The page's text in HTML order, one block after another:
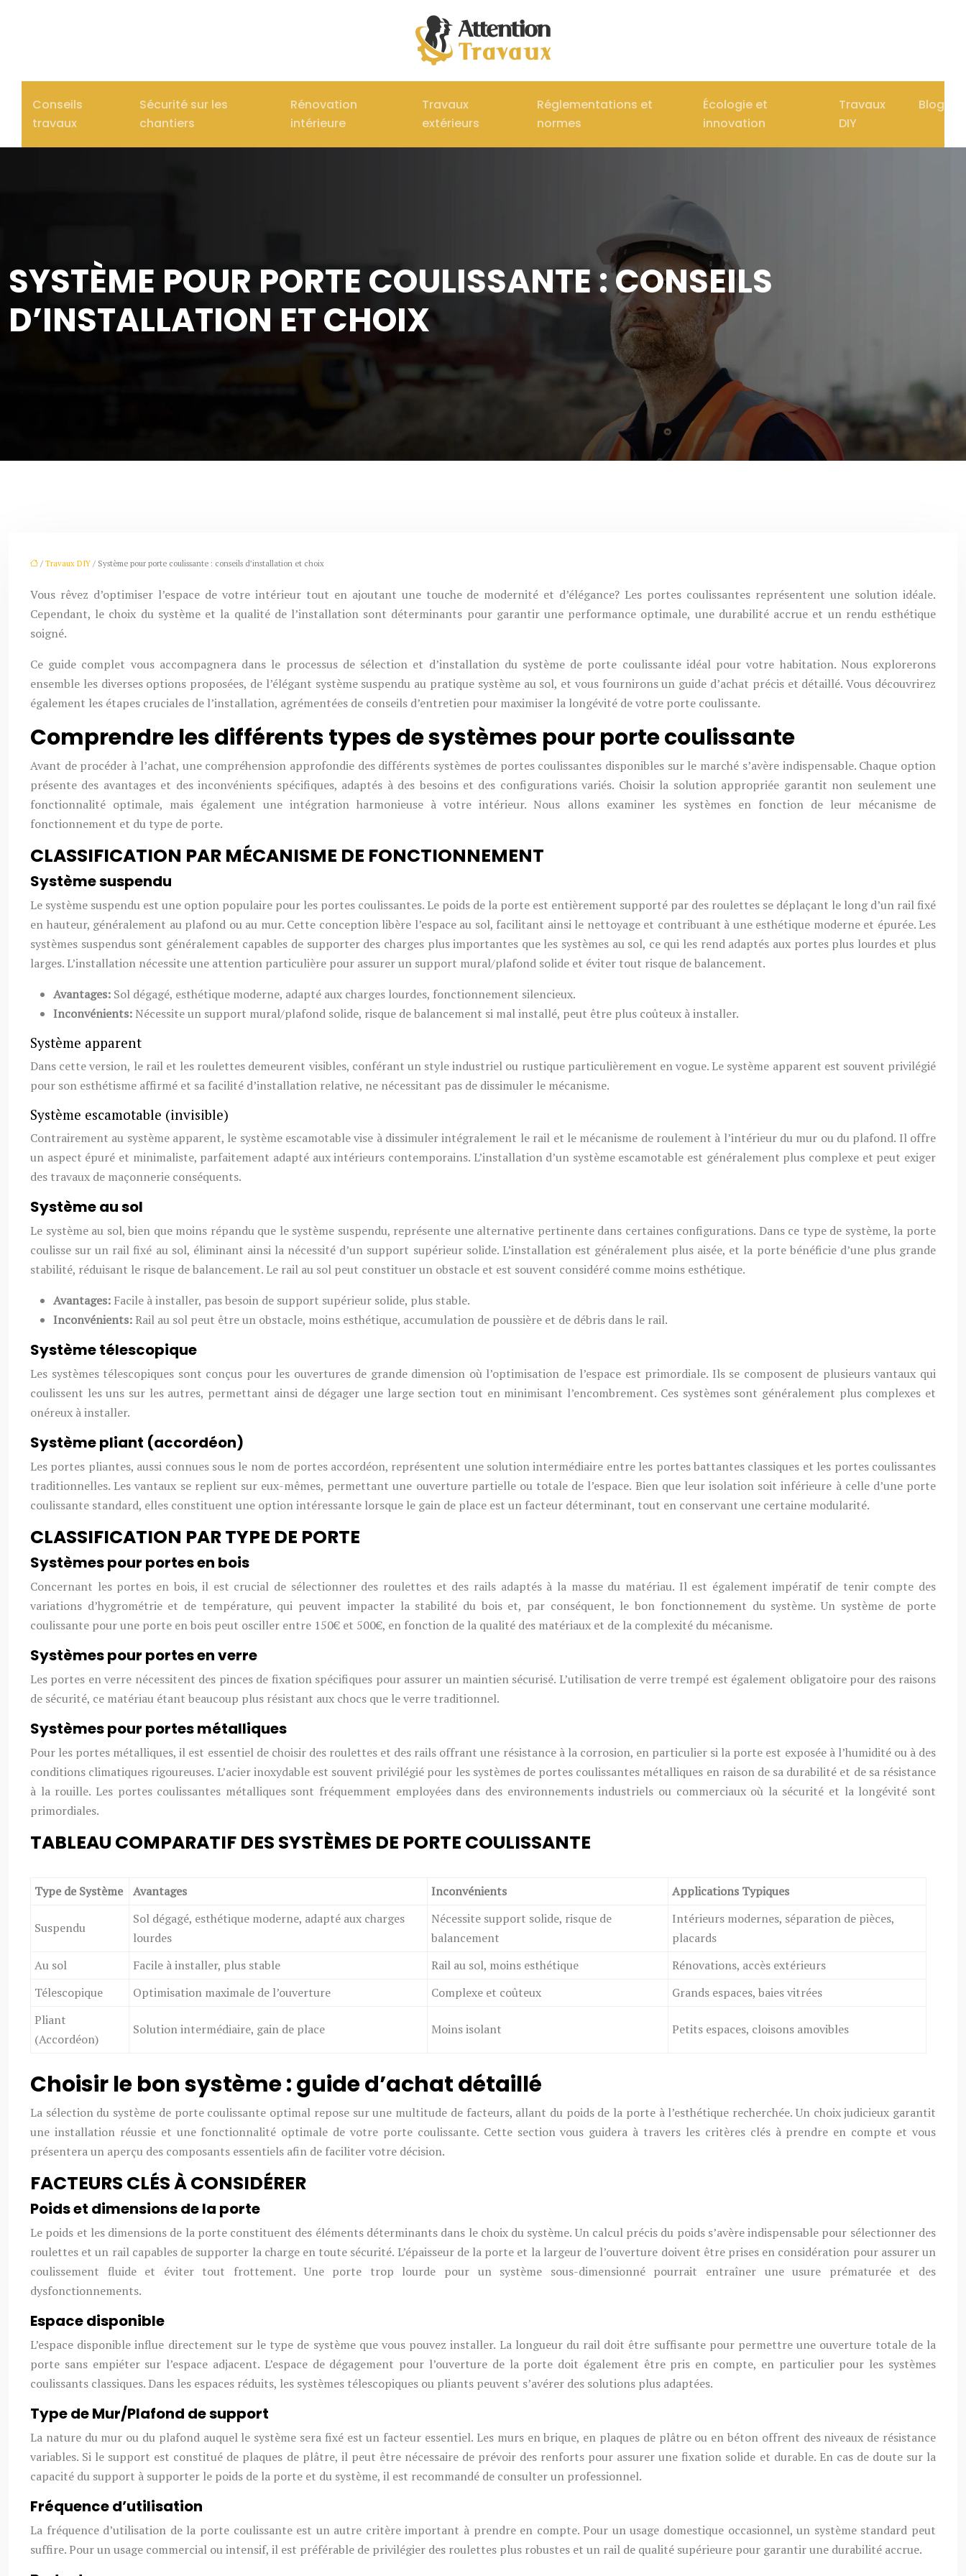
Conseils
travaux
Sécurité sur les
chantiers
Rénovation
intérieure
Travaux
extérieurs
Réglementations et
normes
Écologie et
innovation
Travaux
DIY
Blog
SYSTÈME POUR PORTE COULISSANTE : CONSEILS
D’INSTALLATION ET CHOIX
/ Travaux DIY / Système pour porte coulissante : conseils d’installation et choix
Vous rêvez d’optimiser l’espace de votre intérieur tout en ajoutant une touche de modernité et d’élégance? Les portes coulissantes représentent une solution idéale.
Cependant, le choix du système et la qualité de l’installation sont déterminants pour garantir une performance optimale, une durabilité accrue et un rendu esthétique
soigné.
Ce guide complet vous accompagnera dans le processus de sélection et d’installation du système de porte coulissante idéal pour votre habitation. Nous explorerons
ensemble les diverses options proposées, de l’élégant système suspendu au pratique système au sol, et vous fournirons un guide d’achat précis et détaillé. Vous découvrirez
également les étapes cruciales de l’installation, agrémentées de conseils d’entretien pour maximiser la longévité de votre porte coulissante.
Comprendre les différents types de systèmes pour porte coulissante
Avant de procéder à l’achat, une compréhension approfondie des différents systèmes de portes coulissantes disponibles sur le marché s’avère indispensable. Chaque option
présente des avantages et des inconvénients spécifiques, adaptés à des besoins et des configurations variés. Choisir la solution appropriée garantit non seulement une
fonctionnalité optimale, mais également une intégration harmonieuse à votre intérieur. Nous allons examiner les systèmes en fonction de leur mécanisme de
fonctionnement et du type de porte.
CLASSIFICATION PAR MÉCANISME DE FONCTIONNEMENT
Système suspendu
Le système suspendu est une option populaire pour les portes coulissantes. Le poids de la porte est entièrement supporté par des roulettes se déplaçant le long d’un rail fixé
en hauteur, généralement au plafond ou au mur. Cette conception libère l’espace au sol, facilitant ainsi le nettoyage et contribuant à une esthétique moderne et épurée. Les
systèmes suspendus sont généralement capables de supporter des charges plus importantes que les systèmes au sol, ce qui les rend adaptés aux portes plus lourdes et plus
larges. L’installation nécessite une attention particulière pour assurer un support mural/plafond solide et éviter tout risque de balancement.
Avantages: Sol dégagé, esthétique moderne, adapté aux charges lourdes, fonctionnement silencieux.
Inconvénients: Nécessite un support mural/plafond solide, risque de balancement si mal installé, peut être plus coûteux à installer.
Système apparent
Dans cette version, le rail et les roulettes demeurent visibles, conférant un style industriel ou rustique particulièrement en vogue. Le système apparent est souvent privilégié
pour son esthétisme affirmé et sa facilité d’installation relative, ne nécessitant pas de dissimuler le mécanisme.
Système escamotable (invisible)
Contrairement au système apparent, le système escamotable vise à dissimuler intégralement le rail et le mécanisme de roulement à l’intérieur du mur ou du plafond. Il offre
un aspect épuré et minimaliste, parfaitement adapté aux intérieurs contemporains. L’installation d’un système escamotable est généralement plus complexe et peut exiger
des travaux de maçonnerie conséquents.
Système au sol
Le système au sol, bien que moins répandu que le système suspendu, représente une alternative pertinente dans certaines configurations. Dans ce type de système, la porte
coulisse sur un rail fixé au sol, éliminant ainsi la nécessité d’un support supérieur solide. L’installation est généralement plus aisée, et la porte bénéficie d’une plus grande
stabilité, réduisant le risque de balancement. Le rail au sol peut constituer un obstacle et est souvent considéré comme moins esthétique.
Avantages: Facile à installer, pas besoin de support supérieur solide, plus stable.
Inconvénients: Rail au sol peut être un obstacle, moins esthétique, accumulation de poussière et de débris dans le rail.
Système télescopique
Les systèmes télescopiques sont conçus pour les ouvertures de grande dimension où l’optimisation de l’espace est primordiale. Ils se composent de plusieurs vantaux qui
coulissent les uns sur les autres, permettant ainsi de dégager une large section tout en minimisant l’encombrement. Ces systèmes sont généralement plus complexes et
onéreux à installer.
Système pliant (accordéon)
Les portes pliantes, aussi connues sous le nom de portes accordéon, représentent une solution intermédiaire entre les portes battantes classiques et les portes coulissantes
traditionnelles. Les vantaux se replient sur eux-mêmes, permettant une ouverture partielle ou totale de l’espace. Bien que leur isolation soit inférieure à celle d’une porte
coulissante standard, elles constituent une option intéressante lorsque le gain de place est un facteur déterminant, tout en conservant une certaine modularité.
CLASSIFICATION PAR TYPE DE PORTE
Systèmes pour portes en bois
Concernant les portes en bois, il est crucial de sélectionner des roulettes et des rails adaptés à la masse du matériau. Il est également impératif de tenir compte des
variations d’hygrométrie et de température, qui peuvent impacter la stabilité du bois et, par conséquent, le bon fonctionnement du système. Un système de porte
coulissante pour une porte en bois peut osciller entre 150€ et 500€, en fonction de la qualité des matériaux et de la complexité du mécanisme.
Systèmes pour portes en verre
Les portes en verre nécessitent des pinces de fixation spécifiques pour assurer un maintien sécurisé. L’utilisation de verre trempé est également obligatoire pour des raisons
de sécurité, ce matériau étant beaucoup plus résistant aux chocs que le verre traditionnel.
Systèmes pour portes métalliques
Pour les portes métalliques, il est essentiel de choisir des roulettes et des rails offrant une résistance à la corrosion, en particulier si la porte est exposée à l’humidité ou à des
conditions climatiques rigoureuses. L’acier inoxydable est souvent privilégié pour les systèmes de portes coulissantes métalliques en raison de sa durabilité et de sa résistance
à la rouille. Les portes coulissantes métalliques sont fréquemment employées dans des environnements industriels ou commerciaux où la sécurité et la longévité sont
primordiales.
TABLEAU COMPARATIF DES SYSTÈMES DE PORTE COULISSANTE
Type de Système Avantages Inconvénients Applications Typiques
Suspendu
Sol dégagé, esthétique moderne, adapté aux charges
lourdes
Nécessite support solide, risque de
balancement
Intérieurs modernes, séparation de pièces,
placards
Au sol
Facile à installer, plus stable Rail au sol, moins esthétique
Rénovations, accès extérieurs
Télescopique
Optimisation maximale de l’ouverture Complexe et coûteux
Grands espaces, baies vitrées
Pliant
(Accordéon)
Solution intermédiaire, gain de place Moins isolant Petits espaces, cloisons amovibles
Choisir le bon système : guide d’achat détaillé
La sélection du système de porte coulissante optimal repose sur une multitude de facteurs, allant du poids de la porte à l’esthétique recherchée. Un choix judicieux garantit
une installation réussie et une fonctionnalité optimale de votre porte coulissante. Cette section vous guidera à travers les critères clés à prendre en compte et vous
présentera un aperçu des composants essentiels afin de faciliter votre décision.
FACTEURS CLÉS À CONSIDÉRER
Poids et dimensions de la porte
Le poids et les dimensions de la porte constituent des éléments déterminants dans le choix du système. Un calcul précis du poids s’avère indispensable pour sélectionner des
roulettes et un rail capables de supporter la charge en toute sécurité. L’épaisseur de la porte et la largeur de l’ouverture doivent être prises en considération pour assurer un
coulissement fluide et éviter tout frottement. Une porte trop lourde pour un système sous-dimensionné pourrait entraîner une usure prématurée et des
dysfonctionnements.
Espace disponible
L’espace disponible influe directement sur le type de système que vous pouvez installer. La longueur du rail doit être suffisante pour permettre une ouverture totale de la
porte sans empiéter sur l’espace adjacent. L’espace de dégagement pour l’ouverture de la porte doit également être pris en compte, en particulier pour les systèmes
coulissants classiques. Dans les espaces réduits, les systèmes télescopiques ou pliants peuvent s’avérer des solutions plus adaptées.
Type de Mur/Plafond de support
La nature du mur ou du plafond auquel le système sera fixé est un facteur essentiel. Les murs en brique, en plaques de plâtre ou en béton offrent des niveaux de résistance
variables. Si le support est constitué de plaques de plâtre, il peut être nécessaire de prévoir des renforts pour assurer une fixation solide et durable. En cas de doute sur la
capacité du support à supporter le poids de la porte et du système, il est recommandé de consulter un professionnel.
Fréquence d’utilisation
La fréquence d’utilisation de la porte coulissante est un autre critère important à prendre en compte. Pour un usage domestique occasionnel, un système standard peut
suffire. Pour un usage commercial ou intensif, il est préférable de privilégier des roulettes plus robustes et un rail de qualité supérieure pour garantir une durabilité accrue.